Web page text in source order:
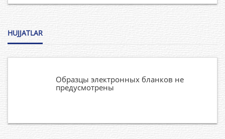
HUJJATLAR
Образцы электронных бланков не
предусмотрены